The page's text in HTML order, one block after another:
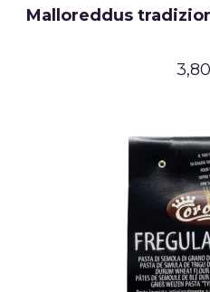
Malloreddus